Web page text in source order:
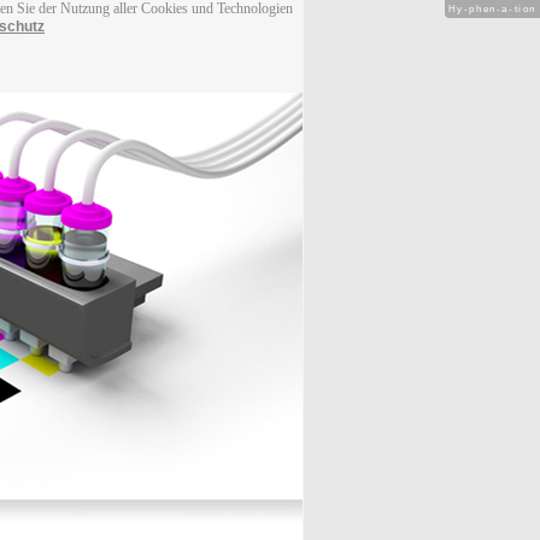
Sie der Nutzung aller Cookies und Technologien
Hy-phen-a-tion